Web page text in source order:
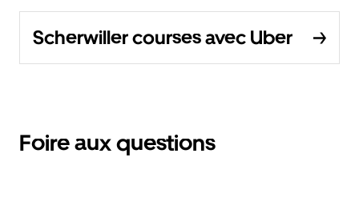
Scherwiller courses avec Uber
Foire aux questions